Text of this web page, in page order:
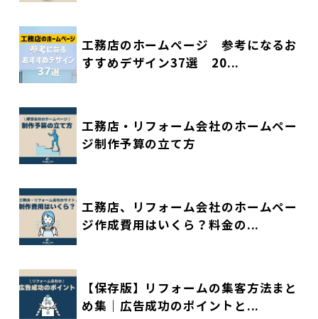
工務店のホームページ 参考になるお
すすめデザイン37選 20...
工務店・リフォーム会社のホームペー
ジ制作予算の立て方
工務店、リフォーム会社のホームペー
ジ作成費用はいくら？料金の...
【保存版】リフォームの集客方法まと
め集｜広告成功のポイントと...